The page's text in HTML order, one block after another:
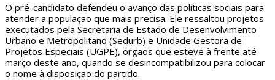
O pré-candidato defendeu o avanço das políticas sociais para
atender a população que mais precisa. Ele ressaltou projetos
executados pela Secretaria de Estado de Desenvolvimento
Urbano e Metropolitano (Sedurb) e Unidade Gestora de
Projetos Especiais (UGPE), órgãos que esteve à frente até
março deste ano, quando se desincompatibilizou para colocar
o nome à disposição do partido.